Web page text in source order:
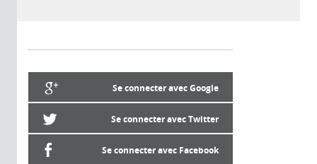
Se connecter avec Google
Se connecter avec Twitter
Se connecter avec Facebook